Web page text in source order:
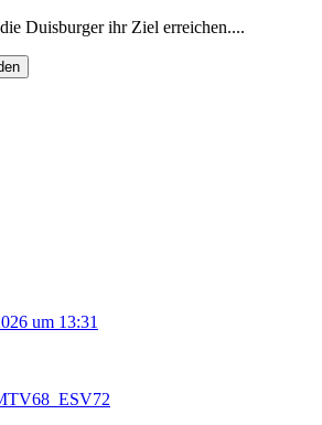
Duisburger ihr Ziel erreichen....
um 13:31